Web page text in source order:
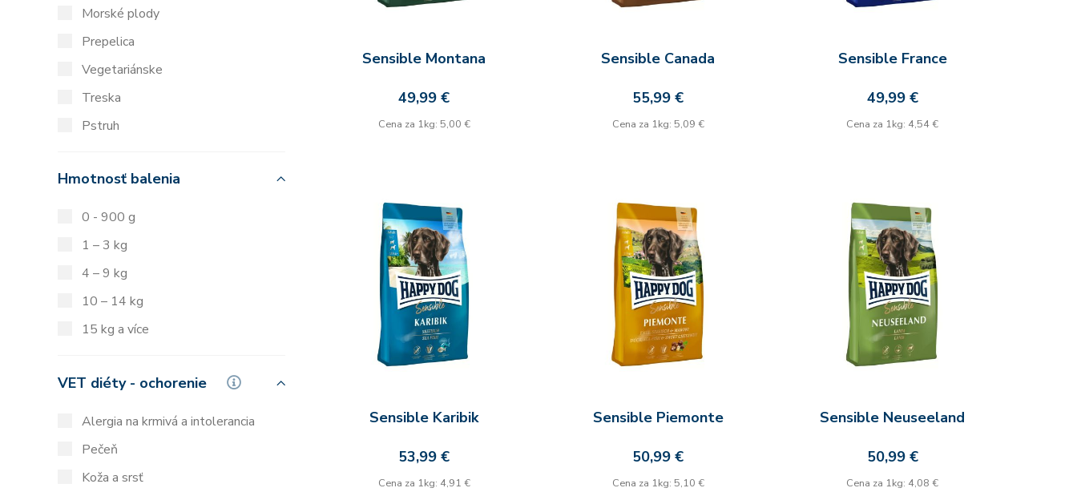
Morské plody
Prepelica
Vegetariánske
Treska
Pstruh
Hmotnosť balenia
0 - 900 g
1 – 3 kg
4 – 9 kg
10 – 14 kg
15 kg a více
VET diéty - ochorenie
Alergia na krmivá a intolerancia
Pečeň
Koža a srsť
Sensible Montana
49,99 €
Cena za 1kg: 5,00 €
Sensible Canada
55,99 €
Cena za 1kg: 5,09 €
Sensible France
49,99 €
Cena za 1kg: 4,54 €
Sensible Karibik
53,99 €
Cena za 1kg: 4,91 €
Sensible Piemonte
50,99 €
Cena za 1kg: 5,10 €
Sensible Neuseeland
50,99 €
Cena za 1kg: 4,08 €